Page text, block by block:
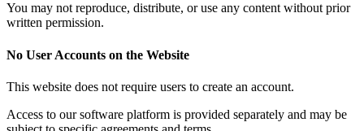
You may not reproduce, distribute, or use any content without prior
written permission.
No User Accounts on the Website
This website does not require users to create an account.
Access to our software platform is provided separately and may be